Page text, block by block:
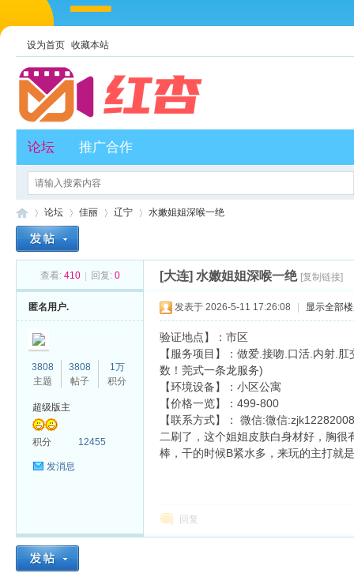
设为首页 收藏本站
论坛 推广合作
论坛
›
佳丽
›
辽宁 水嫩姐姐深喉一绝
查看: 410 回复: 0 [大连] 水嫩姐姐深喉一绝 [复制链接]
匿名用户.
3808
主题
3808
帖子
1万
积分
超级版主
积分 12455
发消息
发表于 2026-5-11 17:26:08 显示全部
验证地点】：市区
【服务项目】：做爱.接吻.口活.内射.
数！莞式一条龙服务)
【环境设备】：小区公寓
【价格一览】：499-800
【联系方式】： 微信:微信
二刷了，这个姐姐皮肤白身材好，胸
棒，干的时候B紧水多，来玩的主打就
回复